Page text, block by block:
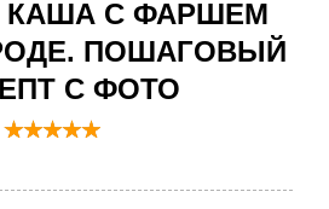
КАША С ФАРШЕМ
ПОШАГОВЫЙ
С ФОТО